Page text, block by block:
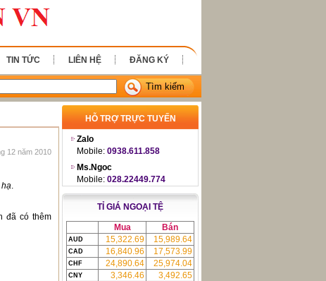
TIN TỨC LIÊN HỆ ĐĂNG KÝ
Tìm kiếm
12 năm 2010
.
đã có thêm
HỖ TRỢ TRỰC TUYẾN
Zalo
Mobile: 0938.611.858
Ms.Ngoc
Mobile: 028.22449.774
TỈ GIÁ NGOẠI TỆ
Mua Bán
AUD 15,322.69 15,989.64
CAD 16,840.96 17,573.99
CHF 24,890.64 25,974.04
CNY 3,346.46 3,492.65